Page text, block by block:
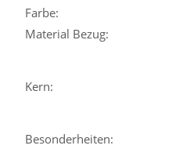
Farbe:
Material Bezug:
Kern:
Besonderheiten: